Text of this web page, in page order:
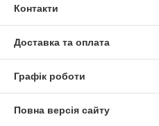
Контакти
Доставка та оплата
Графік роботи
Повна версія сайту